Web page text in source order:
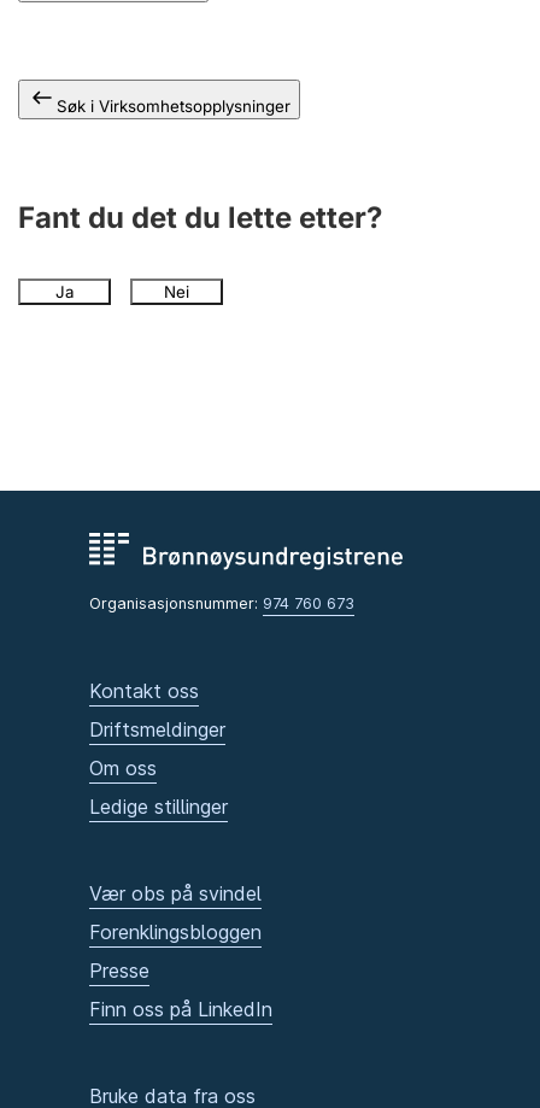
Søk i Virksomhetsopplysninger
Fant du det du lette etter?
Ja Nei
Organisasjonsnummer: 974 760 673
Kontakt oss
Driftsmeldinger
Om oss
Ledige stillinger
Vær obs på svindel
Forenklingsbloggen
Presse
Finn oss på LinkedIn
Bruke data fra oss